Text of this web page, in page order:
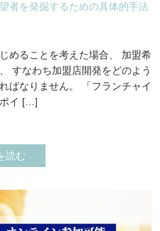
者を発掘するための具体的手法
めることを考えた場合、 加盟希
すなわち加盟店開発をどのよう
ばなりません。 「フランチャイ
ポイ […]
読む